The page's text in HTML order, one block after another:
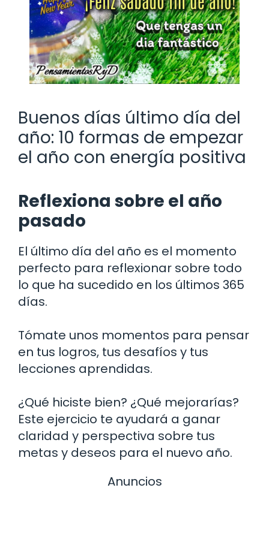
Buenos días último día del
año: 10 formas de empezar
el año con energía positiva
Reflexiona sobre el año
pasado
El último día del año es el momento
perfecto para reflexionar sobre todo
lo que ha sucedido en los últimos 365
días.
Tómate unos momentos para pensar
en tus logros, tus desafíos y tus
lecciones aprendidas.
¿Qué hiciste bien? ¿Qué mejorarías?
Este ejercicio te ayudará a ganar
claridad y perspectiva sobre tus
metas y deseos para el nuevo año.
Anuncios